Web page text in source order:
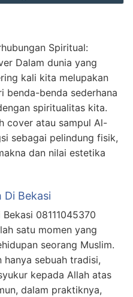
Spiritual:
Dalam dunia yang
kali kita melupakan
benda-benda sederhana
spiritualitas kita.
cover atau sampul Al-
sebagai pelindung fisik,
dan nilai estetika
Di Bekasi
08111045370
satu momen yang
seorang Muslim.
hanya sebuah tradisi,
kepada Allah atas
dalam praktiknya,